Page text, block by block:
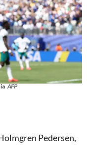
AFP
Pedersen,